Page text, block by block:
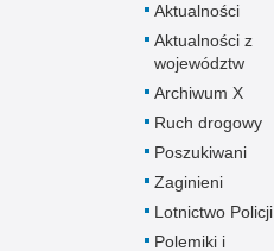
Aktualności
Aktualności z
województw
Archiwum X
Ruch drogowy
Poszukiwani
Zaginieni
Lotnictwo Policji
Polemiki i